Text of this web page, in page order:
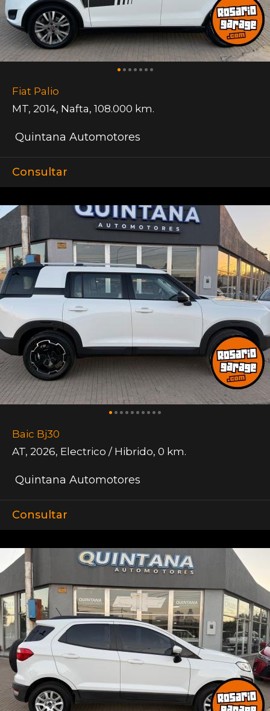
Fiat Palio
MT, 2014, Nafta, 108.000 km.
Quintana Automotores
Consultar
Baic Bj30
AT, 2026, Electrico / Hibrido, 0 km.
Quintana Automotores
Consultar